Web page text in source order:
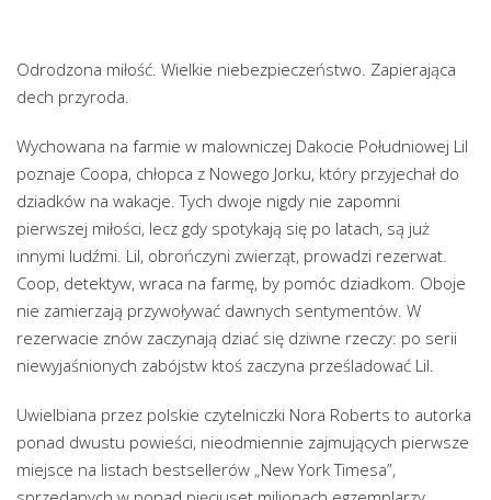
Odrodzona miłość. Wielkie niebezpieczeństwo. Zapierająca
dech przyroda.
Wychowana na farmie w malowniczej Dakocie Południowej Lil
poznaje Coopa, chłopca z Nowego Jorku, który przyjechał do
dziadków na wakacje. Tych dwoje nigdy nie zapomni
pierwszej miłości, lecz gdy spotykają się po latach, są już
innymi ludźmi. Lil, obrończyni zwierząt, prowadzi rezerwat.
Coop, detektyw, wraca na farmę, by pomóc dziadkom. Oboje
nie zamierzają przywoływać dawnych sentymentów. W
rezerwacie znów zaczynają dziać się dziwne rzeczy: po serii
niewyjaśnionych zabójstw ktoś zaczyna prześladować Lil.
Uwielbiana przez polskie czytelniczki Nora Roberts to autorka
ponad dwustu powieści, nieodmiennie zajmujących pierwsze
miejsce na listach bestsellerów „New York Timesa”,